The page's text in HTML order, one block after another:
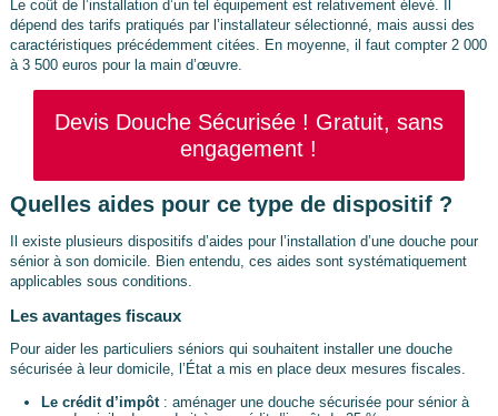
Le coût de l’installation d’un tel équipement est relativement élevé. Il
dépend des tarifs pratiqués par l’installateur sélectionné, mais aussi des
caractéristiques précédemment citées. En moyenne, il faut compter 2 000
à 3 500 euros pour la main d’œuvre.
Devis Douche Sécurisée ! Gratuit, sans
engagement !
Quelles aides pour ce type de dispositif ?
Il existe plusieurs dispositifs d’aides pour l’installation d’une douche pour
sénior à son domicile. Bien entendu, ces aides sont systématiquement
applicables sous conditions.
Les avantages fiscaux
Pour aider les particuliers séniors qui souhaitent installer une douche
sécurisée à leur domicile, l’État a mis en place deux mesures fiscales.
Le crédit d’impôt: aménager une douche sécurisée pour sénior à